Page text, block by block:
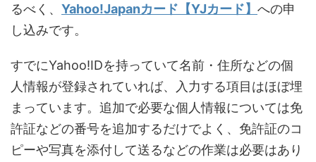
るべく、 Yahoo!Japanカード【YJカード】 への申
し込みです。
すでにYahoo!IDを持っていて名前・住所などの個
人情報が登録されていれば、入力する項目はほぼ埋
まっています。追加で必要な個人情報については免
許証などの番号を追加するだけでよく、免許証のコ
ピーや写真を添付して送るなどの作業は必要はあり